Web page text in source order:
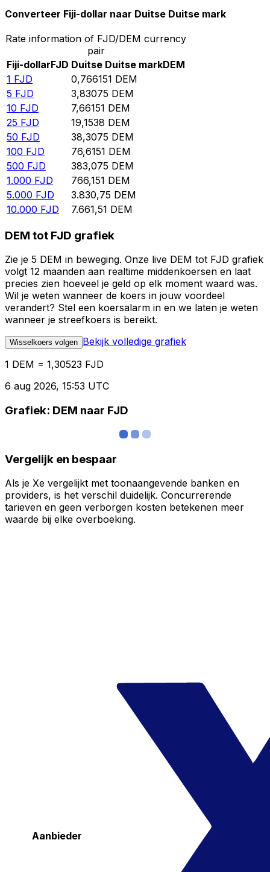
Converteer Fiji-dollar naar Duitse Duitse mark
Rate information of FJD/DEM currency
pair
Fiji-dollarFJD Duitse Duitse markDEM
1 FJD 0,766151 DEM
5 FJD 3,83075 DEM
10 FJD 7,66151 DEM
25 FJD 19,1538 DEM
50 FJD 38,3075 DEM
100 FJD 76,6151 DEM
500 FJD 383,075 DEM
1.000 FJD 766,151 DEM
5.000 FJD 3.830,75 DEM
10.000 FJD 7.661,51 DEM
DEM tot FJD grafiek
Zie je 5 DEM in beweging. Onze live DEM tot FJD grafiek
volgt 12 maanden aan realtime middenkoersen en laat
precies zien hoeveel je geld op elk moment waard was.
Wil je weten wanneer de koers in jouw voordeel
verandert? Stel een koersalarm in en we laten je weten
wanneer je streefkoers is bereikt.
Wisselkoers volgen Bekijk volledige grafiek
1 DEM = 1,30523 FJD
6 aug 2026, 15:53 UTC
Grafiek: DEM naar FJD
Vergelijk en bespaar
Als je Xe vergelijkt met toonaangevende banken en
providers, is het verschil duidelijk. Concurrerende
tarieven en geen verborgen kosten betekenen meer
waarde bij elke overboeking.
Aanbieder